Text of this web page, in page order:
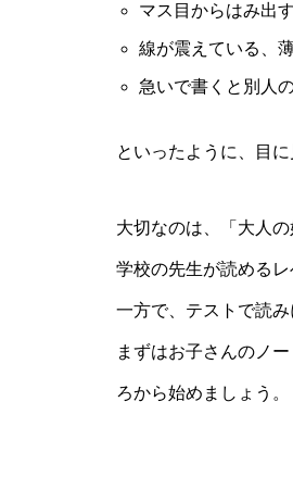
マス目からはみ出
線が震えている、
急いで書くと別人
といったように、目
大切なのは、「大人
学校の先生が読める
一方で、テストで読
まずはお子さんのノ
ろから始めましょう。